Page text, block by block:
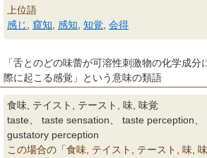
上位語
感じ
窺知 感知 知覚 会得
「舌とのどの味蕾が可溶性刺激物の化学成分
際に起こる感覚」という意味の類語
食味, テイスト, テースト, 味, 味覚
taste、 taste sensation、 taste perception、
gustatory perception
この場合の「食味, テイスト, テースト, 味,